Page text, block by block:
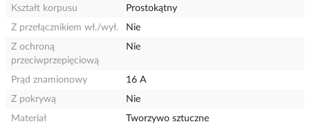
Kształt korpusu
Prostokątny
Z przełącznikiem wł./wył.
Nie
Z ochroną
przeciwprzepięciową
Nie
Prąd znamionowy
16 A
Z pokrywą
Nie
Materiał
Tworzywo sztuczne